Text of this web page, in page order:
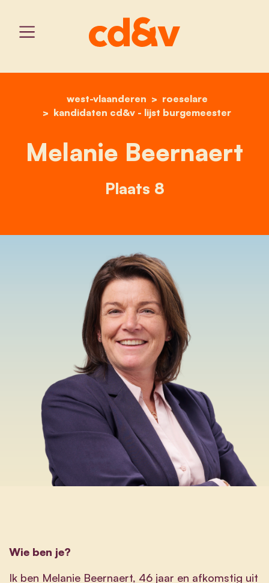
home
west-vlaanderen
roeselare
kandidaten cd&v - lijst burgemeester
melanie beernaert
Melanie Beernaert
Plaats 8
Wie ben je?
Ik ben Melanie Beernaert, 46 jaar en afkomstig uit